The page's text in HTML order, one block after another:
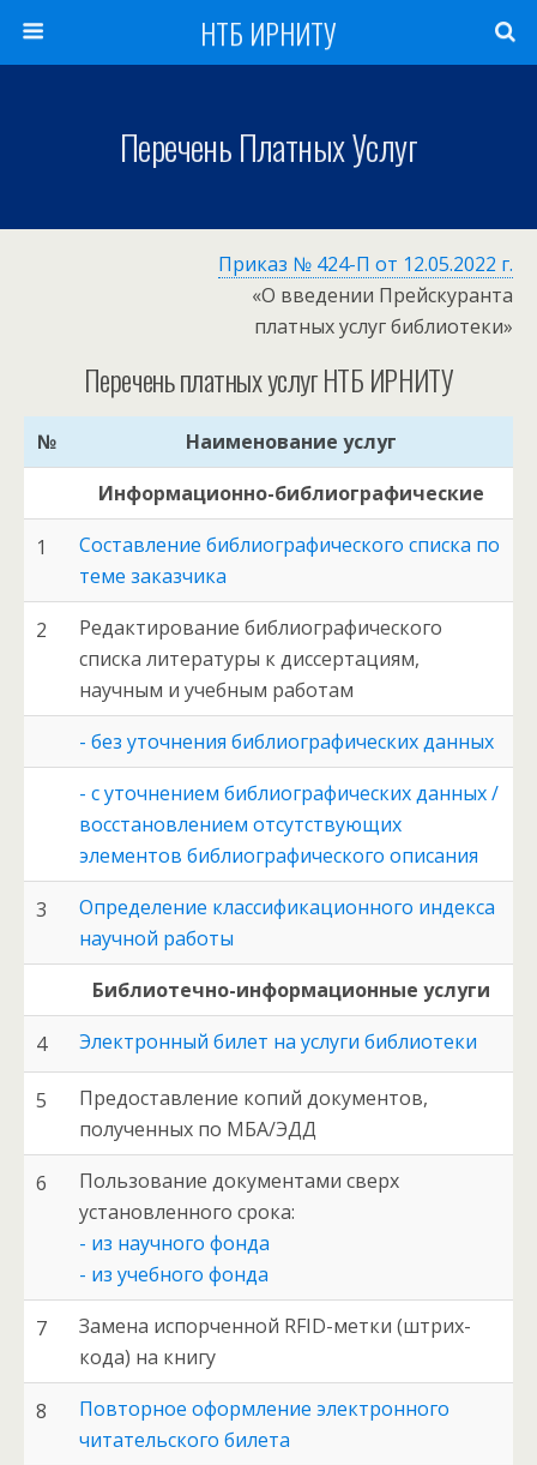
НТБ ИРНИТУ
Перечень Платных Услуг
Приказ № 424-П от 12.05.2022 г.
«О введении Прейскуранта
платных услуг библиотеки»
Перечень платных услуг НТБ ИРНИТУ
№
Наименование услуг
Информационно-библиографические
1
Составление библиографического списка по
теме заказчика
2
Редактирование библиографического
списка литературы к диссертациям,
научным и учебным работам
- без уточнения библиографических данных
- с уточнением библиографических данных /
восстановлением отсутствующих
элементов библиографического описания
3
Определение классификационного индекса
научной работы
Библиотечно-информационные услуги
4 Электронный билет на услуги библиотеки
5
Предоставление копий документов,
полученных по МБА/ЭДД
6
Пользование документами сверх
установленного срока:
- из научного фонда
- из учебного фонда
7
Замена испорченной RFID-метки (штрих-
кода) на книгу
8
Повторное оформление электронного
читательского билета